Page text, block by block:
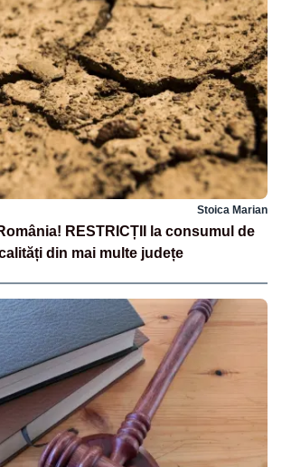
Stoica Marian
RESTRICȚII la consumul de
din mai multe județe